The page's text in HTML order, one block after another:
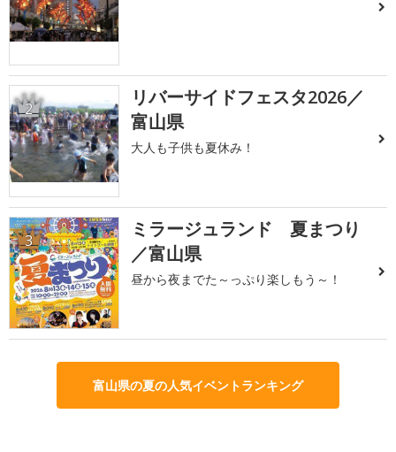
2
リバーサイドフェスタ2026／
富山県
大人も子供も夏休み！
3
ミラージュランド 夏まつり
／富山県
昼から夜までた～っぷり楽しもう～！
富山県の夏の人気イベントランキング